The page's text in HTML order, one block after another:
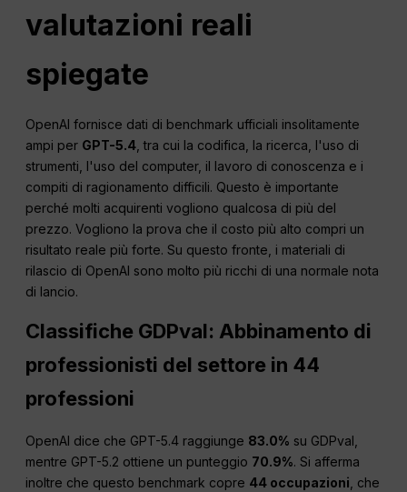
valutazioni reali
spiegate
OpenAI fornisce dati di benchmark ufficiali insolitamente
ampi per GPT-5.4 , tra cui la codifica, la ricerca, l'uso di
strumenti, l'uso del computer, il lavoro di conoscenza e i
compiti di ragionamento difficili. Questo è importante
perché molti acquirenti vogliono qualcosa di più del
prezzo. Vogliono la prova che il costo più alto compri un
risultato reale più forte. Su questo fronte, i materiali di
rilascio di OpenAI sono molto più ricchi di una normale nota
di lancio.
Classifiche GDPval: Abbinamento di
professionisti del settore in 44
professioni
OpenAI dice che GPT-5.4 raggiunge 83.0% su GDPval,
mentre GPT-5.2 ottiene un punteggio 70.9%. Si afferma
inoltre che questo benchmark copre 44 occupazioni , che